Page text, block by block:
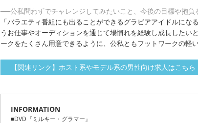
──公私問わずでチャレンジしてみたいこと、今後の目標や抱負
「バラエティ番組にも出ることができるグラビアアイドルにな
うお仕事やオーディションを通じて場慣れを経験し成長したい
ークをたくさん用意できるように、公私ともフットワークの軽
【関連リンク】ホスト系やモデル系の男性向け求人はこちら
INFORMATION
■DVD『ミルキー・グラマー』